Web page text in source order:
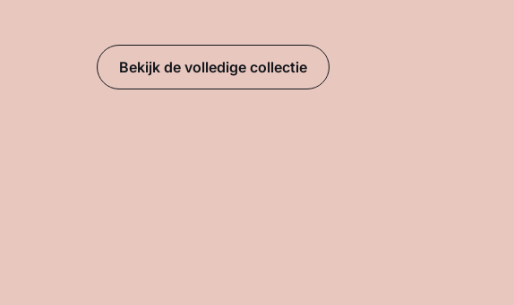
Bekijk de volledige collectie